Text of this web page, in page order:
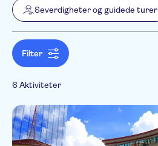
Min NOK Max NOK
NO-PICKUP
Gratis kansellering
Øyeblikkelig bekreftelse
Elektronisk billett
Inngangsbilletter inkludert
Guidet rundtur
Lokalt særpreg
Kategorier
Severdigheter og guidede
turer
Museer
Utflukter og dagsturer
Sightseeing og
Toppattraksjoner
Aktivitetsspråk
English
Severdigheter og guidede turer
Filter
6 Aktiviteter